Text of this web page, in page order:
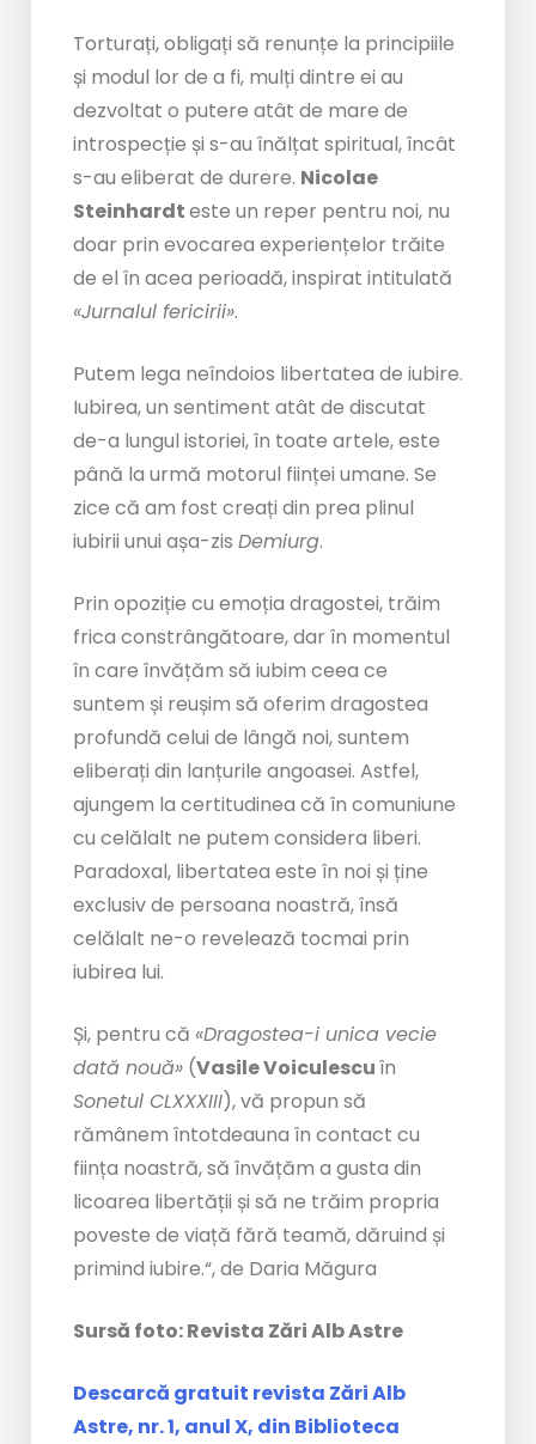
Torturați, obligați să renunțe la principiile
și modul lor de a fi, mulți dintre ei au
dezvoltat o putere atât de mare de
introspecție și s-au înălțat spiritual, încât
s-au eliberat de durere. Nicolae
Steinhardteste un reper pentru noi, nu
doar prin evocarea experiențelor trăite
de el în acea perioadă, inspirat intitulată
«Jurnalul fericirii».
Putem lega neîndoios libertatea de iubire.
Iubirea, un sentiment atât de discutat
de-a lungul istoriei, în toate artele, este
până la urmă motorul ființei umane. Se
zice că am fost creați din prea plinul
iubirii unui așa-zis Demiurg.
Prin opoziție cu emoția dragostei, trăim
frica constrângătoare, dar în momentul
în care învățăm să iubim ceea ce
suntem și reușim să oferim dragostea
profundă celui de lângă noi, suntem
eliberați din lanțurile angoasei. Astfel,
ajungem la certitudinea că în comuniune
cu celălalt ne putem considera liberi.
Paradoxal, libertatea este în noi și ține
exclusiv de persoana noastră, însă
celălalt ne-o revelează tocmai prin
iubirea lui.
Și, pentru că «Dragostea-i unica vecie
dată nouă» (Vasile Voiculescuîn
Sonetul CLXXXIII), vă propun să
rămânem întotdeauna în contact cu
ființa noastră, să învățăm a gusta din
licoarea libertății și să ne trăim propria
poveste de viață fără teamă, dăruind și
primind iubire.“, de Daria Măgura
Sursă foto: Revista Zări Alb Astre
Descarcă gratuit revista Zări Alb
Astre, nr. 1, anul X, din Biblioteca